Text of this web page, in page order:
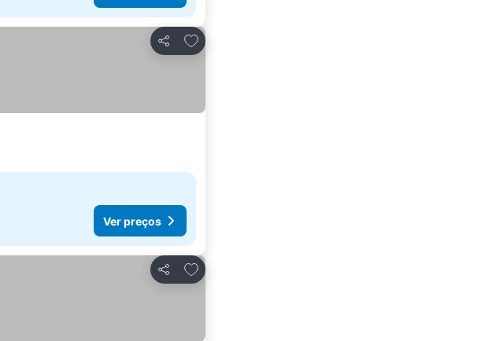
Partilhar
Adicionar aos favoritos
Ver preços
Partilhar
Adicionar aos favoritos